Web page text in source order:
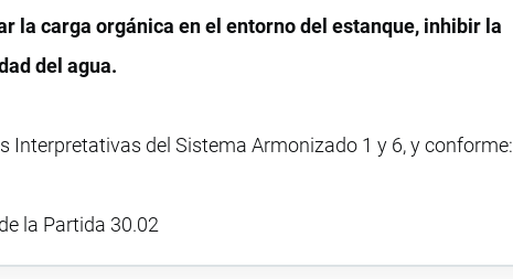
la carga orgánica en el entorno del estanque, inhibir la
del agua.
Interpretativas del Sistema Armonizado 1 y 6, y conforme:
la Partida 30.02